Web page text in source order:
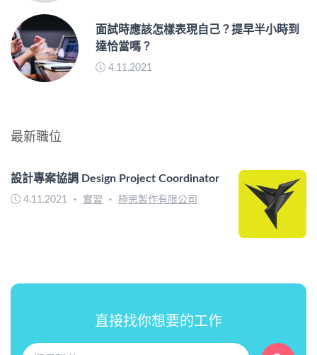
面試時應該怎樣表現自己？提早半小時到
達恰當嗎？
4.11.2021
最新職位
設計專案協調 Design Project Coordinator
4.11.2021 ・ 實習 ・ 極思製作有限公司
直接找你想要的工作